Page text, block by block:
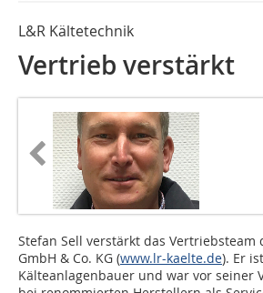
L&R Kältetechnik
Vertrieb verstärkt
Stefan Sell verstärkt das Vertriebsteam
GmbH & Co. KG (www.lr-kaelte.de). Er
Kälteanlagenbauer und war vor seiner